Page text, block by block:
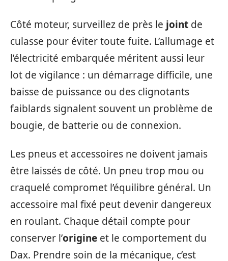
Côté moteur, surveillez de près le joint de
culasse pour éviter toute fuite. L’allumage et
l’électricité embarquée méritent aussi leur
lot de vigilance : un démarrage difficile, une
baisse de puissance ou des clignotants
faiblards signalent souvent un problème de
bougie, de batterie ou de connexion.
Les pneus et accessoires ne doivent jamais
être laissés de côté. Un pneu trop mou ou
craquelé compromet l’équilibre général. Un
accessoire mal fixé peut devenir dangereux
en roulant. Chaque détail compte pour
conserver l’origine et le comportement du
Dax. Prendre soin de la mécanique, c’est